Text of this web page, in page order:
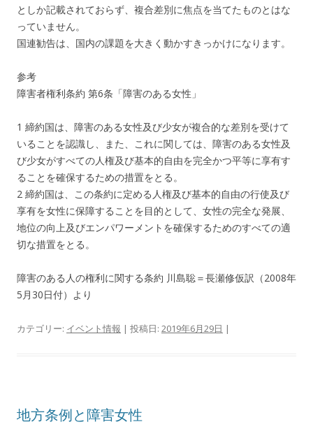
としか記載されておらず、複合差別に焦点を当てたものとはな
っていません。
国連勧告は、国内の課題を大きく動かすきっかけになります。
参考
障害者権利条約 第6条「障害のある女性」
1 締約国は、障害のある女性及び少女が複合的な差別を受けて
いることを認識し、また、これに関しては、障害のある女性及
び少女がすべての人権及び基本的自由を完全かつ平等に享有す
ることを確保するための措置をとる。
2 締約国は、この条約に定める人権及び基本的自由の行使及び
享有を女性に保障することを目的として、女性の完全な発展、
地位の向上及びエンパワーメントを確保するためのすべての適
切な措置をとる。
障害のある人の権利に関する条約 川島聡＝長瀬修仮訳（2008年
5月30日付）より
カテゴリー: イベント情報 | 投稿日: 2019年6月29日 |
地方条例と障害女性